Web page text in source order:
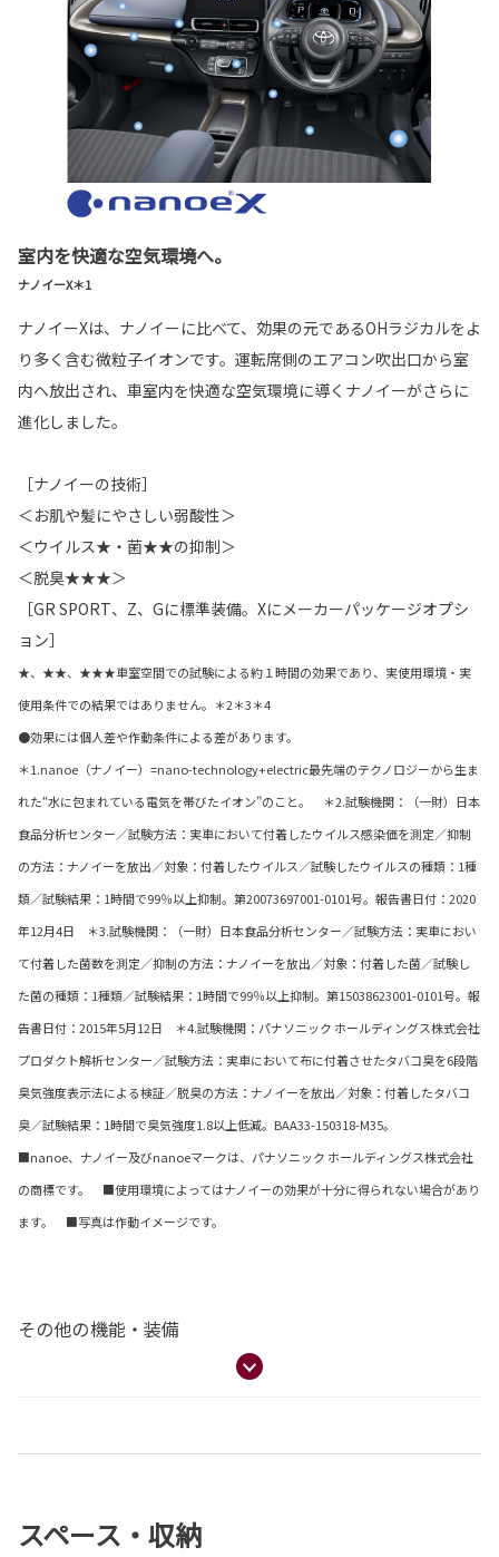
室内を快適な空気環境へ。
ナノイーX＊1
ナノイーXは、ナノイーに比べて、効果の元であるOHラジカルをよ
り多く含む微粒子イオンです。運転席側のエアコン吹出口から室
内へ放出され、車室内を快適な空気環境に導くナノイーがさらに
進化しました。
［ナノイーの技術］
＜お肌や髪にやさしい弱酸性＞
＜ウイルス★・菌★★の抑制＞
＜脱臭★★★＞
［GR SPORT、Z、Gに標準装備。Xにメーカーパッケージオプシ
ョン］
★、★★、★★★車室空間での試験による約１時間の効果であり、実使用環境・実
使用条件での結果ではありません。＊2＊3＊4
●効果には個人差や作動条件による差があります。
＊1.nanoe（ナノイー）=nano-technology+electric最先端のテクノロジーから生ま
れた“水に包まれている電気を帯びたイオン”のこと。 ＊2.試験機関：（一財）日本
食品分析センター／試験方法：実車において付着したウイルス感染価を測定／抑制
の方法：ナノイーを放出／対象：付着したウイルス／試験したウイルスの種類：1種
類／試験結果：1時間で99％以上抑制。第20073697001-0101号。報告書日付：2020
年12月4日 ＊3.試験機関：（一財）日本食品分析センター／試験方法：実車におい
て付着した菌数を測定／抑制の方法：ナノイーを放出／対象：付着した菌／試験し
た菌の種類：1種類／試験結果：1時間で99％以上抑制。第15038623001-0101号。報
告書日付：2015年5月12日 ＊4.試験機関：パナソニック ホールディングス株式会社
プロダクト解析センター／試験方法：実車において布に付着させたタバコ臭を6段階
臭気強度表示法による検証／脱臭の方法：ナノイーを放出／対象：付着したタバコ
臭／試験結果：1時間で臭気強度1.8以上低減。BAA33-150318-M35。
■nanoe、ナノイー及びnanoeマークは、パナソニック ホールディングス株式会社
の商標です。 ■使用環境によってはナノイーの効果が十分に得られない場合があり
ます。 ■写真は作動イメージです。
その他の機能・装備
スペース・収納